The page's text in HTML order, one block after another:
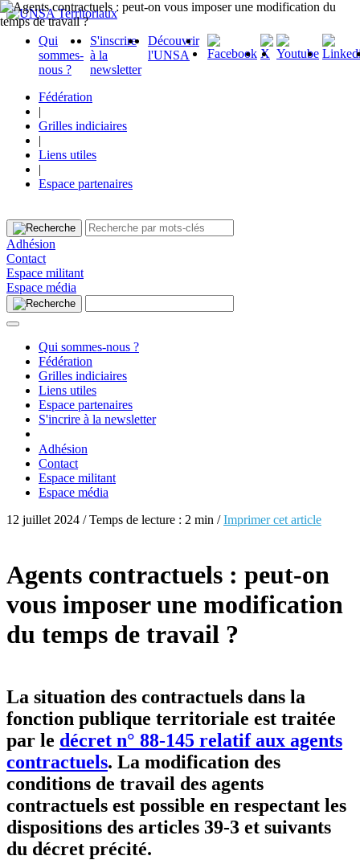
Qui
sommes-
nous ?
S'inscrire
à la
newsletter
Découvrir
l'UNSA
Fédération
|
Grilles indiciaires
|
Liens utiles
|
Espace partenaires
Adhésion
Contact
Espace militant
Espace média
Qui sommes-nous ?
Fédération
Grilles indiciaires
Liens utiles
Espace partenaires
S'incrire à la newsletter
Adhésion
Contact
Espace militant
Espace média
12 juillet 2024 / Temps de lecture : 2 min /Imprimer cet article
Agents contractuels : peut-on
vous imposer une modification
du temps de travail ?
La situation des contractuels dans la
fonction publique territoriale est traitée
par le décret n° 88-145 relatif aux agents
contractuels. La modification des
conditions de travail des agents
contractuels est possible en respectant les
dispositions des articles 39-3 et suivants
du décret précité.